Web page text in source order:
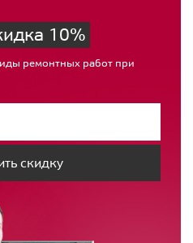
10%
ремонтных работ при
скидку